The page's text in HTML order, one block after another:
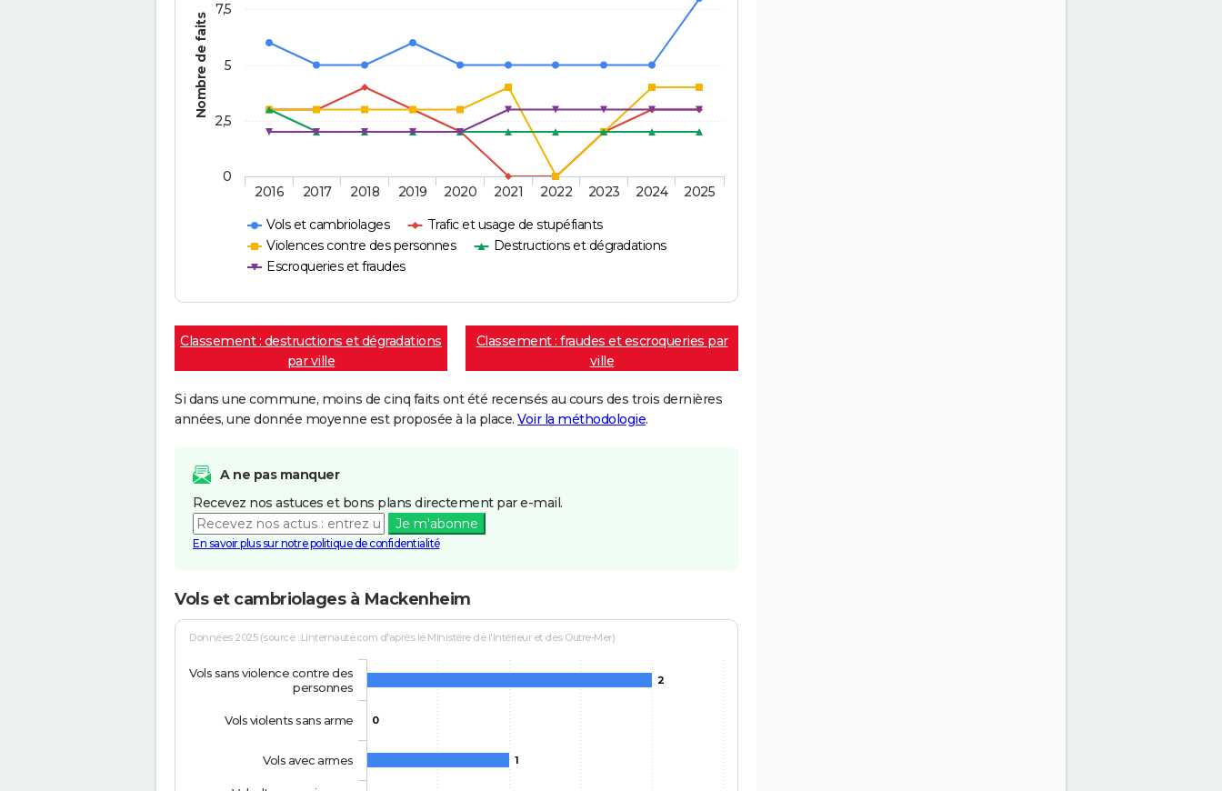
Nombre de faits
Vols et cambriolages
Trafic et usage de stupéfiants
Violences contre des personnes
Destructions et dégradations
Escroqueries et fraudes
2016 2017 2018 2019 2020 2021 2022 2023 2024 2025
0
2,5
5
7,5
Classement : destructions et dégradations
par ville
Classement : fraudes et escroqueries par
ville
Si dans une commune, moins de cinq faits ont été recensés au cours des trois dernières
années, une donnée moyenne est proposée à la place. Voir la méthodologie.
A ne pas manquer
Recevez nos astuces et bons plans directement par e-mail.
Je m'abonne
En savoir plus sur notre politique de confidentialité
Vols et cambriolages à Mackenheim
Données 2025 (source : Linternaute.com d'après le Ministère de l'Intérieur et des Outre-Mer)
2
0
1
Vols sans violence contre des
personnes
Vols violents sans arme
Vols avec armes